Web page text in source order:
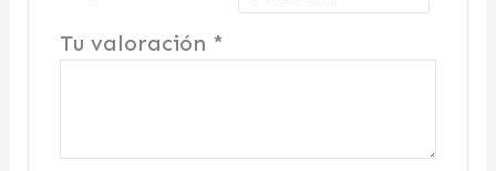
Tu valoración *